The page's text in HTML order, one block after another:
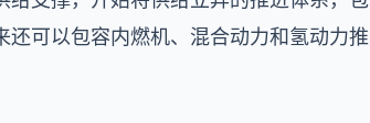
可以包容内燃机、混合动力和氢动力推